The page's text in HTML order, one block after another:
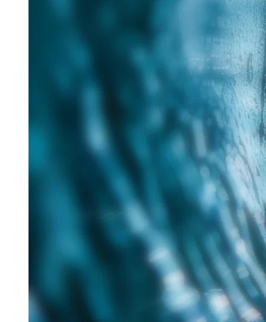
Im Rahmen des Messe-Mottos „Lösungen für eine
verantwortungsvolle Zukunft“ hat Tracto auf der IFAT
nachhaltige Verfahren für die zukunftsorientierte
Aquatech Amsterdam
Brau Beviale
Hannover Messe